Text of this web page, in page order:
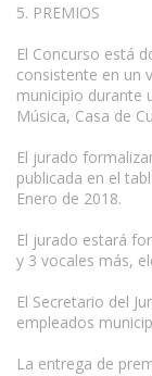
5. PREMIOS
El Concurso está
consistente en un
municipio durante
Música, Casa de
El jurado
publicada en el
Enero de 2018.
El jurado estará
y 3 vocales más,
El Secretario del
empleados
La entrega de